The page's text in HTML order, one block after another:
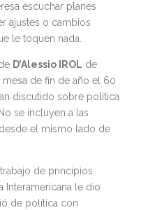
escuchar planes
ajustes o cambios
le toquen nada.
D’Alessio IROL de
de fin de año el 60
discutido sobre política
se incluyen a las
el mismo lado de
de principios
Interamericana le dio
de política con